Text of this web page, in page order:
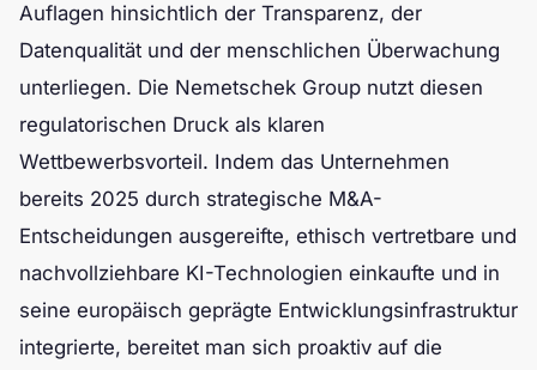
Auflagen hinsichtlich der Transparenz, der
Datenqualität und der menschlichen Überwachung
unterliegen. Die Nemetschek Group nutzt diesen
regulatorischen Druck als klaren
Wettbewerbsvorteil. Indem das Unternehmen
bereits 2025 durch strategische M&A-
Entscheidungen ausgereifte, ethisch vertretbare und
nachvollziehbare KI-Technologien einkaufte und in
seine europäisch geprägte Entwicklungsinfrastruktur
integrierte, bereitet man sich proaktiv auf die